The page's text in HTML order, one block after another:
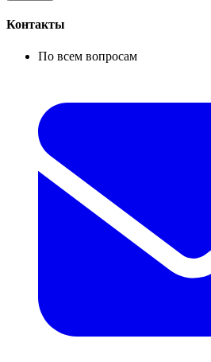
Контакты
По всем вопросам